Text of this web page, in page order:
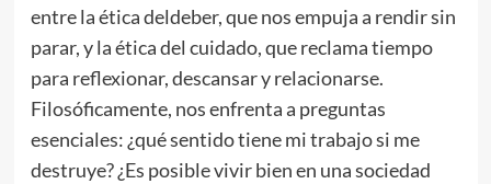
entre la ética deldeber, que nos empuja a rendir sin
parar, y la ética del cuidado, que reclama tiempo
para reflexionar, descansar y relacionarse.
Filosóficamente, nos enfrenta a preguntas
esenciales: ¿qué sentido tiene mi trabajo si me
destruye? ¿Es posible vivir bien en una sociedad